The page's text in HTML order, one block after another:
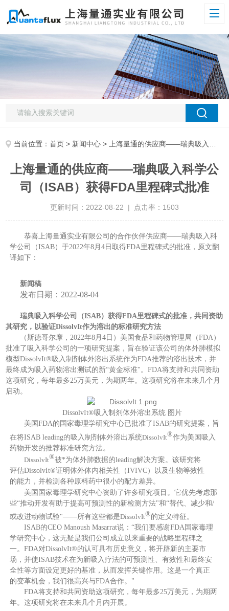
当前位置：首页 > 新闻中心 > 上海量通的供应商——瑞典吸入科学公司（ISAB）获得FDA里程碑式批准
上海量通的供应商——瑞典吸入科学公
司（ISAB）获得FDA里程碑式批准
更新时间：2022-08-22 | 点击率：1503
恭喜上海量通实业有限公司的合作伙伴供应商——瑞典吸入科
学公司（ISAB）于2022年8月4日取得FDA里程碑式的批准，原文翻
译如下：
新闻稿
发布日期：2022-08-04
瑞典吸入科学公司（ISAB）获得FDA里程碑式的批准，共同 资助
其研究，以验证DissolvIt作为溶出的标准研究方法
（斯德哥尔摩，2022年8月4日）美国食品和药物管理局（FDA）
批准了吸入科学公司的一项研究提案，旨在验证该公司的体外肺模拟
模型DissolvIt®吸入制剂体外溶出系统作为FDA推荐的溶出技术，并
最终成为吸入药物溶出测试的新“黄金标准"。FDA将支持和共同资助
这项研究，每年最多25万美元，为期两年。这项研究将在未来几个月
启动。
DissolvIt®吸入制剂体外溶出系统 图片
美国FDA的国家毒理学研究中心已批准了ISAB的研究提案， 旨
在将ISAB leading的吸入制剂体外溶出系统DissolvIt®作为美国吸入
药物开发的推荐标准研究方法。
DissolvIt®被*为体外肺数据的leading解决方案。该研究将
评估DissolvIt®证明体外体内相关性（IVIVC）以及生物等效性
的能力，并检测各种原料药中很小的配方差异。
美国国家毒理学研究中心资助了许多研究项目。它优先考虑那
些“推动开发有助于提高可预测性的新检测方法"和“替代、减少和/
或改进动物试验"——所有这些都是DissolvIt®的定义特征。
ISAB的CEO Manoush Masarrat说：“我们要感谢FDA国家毒理
学研究中心，这无疑是我们公司成立以来重要的战略里程碑之
一。FDA对DissolvIt®的认可具有历史意义，将开辟新的主要市
场，并使ISAB技术在为新吸入疗法的可预测性、有效性和最终安
全性等方面设定更好的基准，从而发挥关键作用。这是一个真正
的变革机会，我们很高兴与FDA合作。"
FDA将支持和共同资助这项研究，每年最多25万美元，为期两
年。这项研究将在未来几个月 内开展。